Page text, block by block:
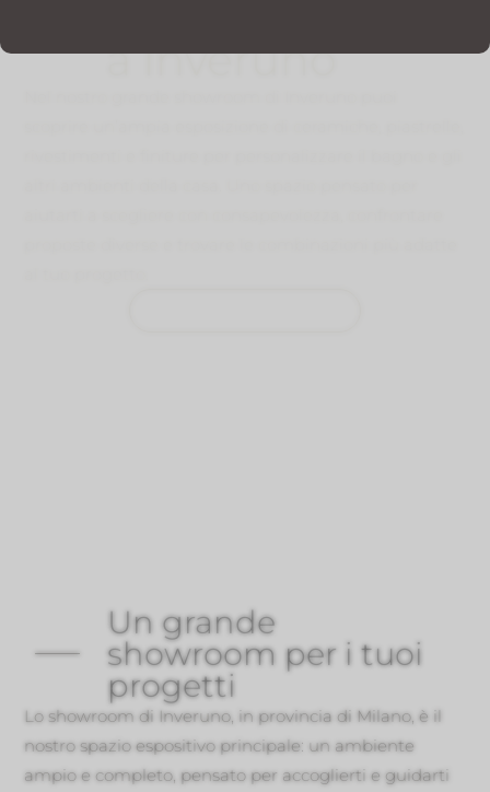
a Inveruno
Un grande
showroom per i tuoi
progetti
Lo showroom di Inveruno, in provincia di Milano, è il
nostro spazio espositivo principale: un ambiente
ampio e completo, pensato per accoglierti e guidarti